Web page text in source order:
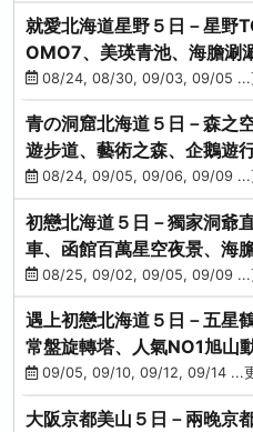
就愛北海道星野５日－星野
OMO7、美瑛青池、海膽涮
園、海鮮和牛螃蟹吃到飽
08/24, 08/30, 09/03, 09/05 ...
青の洞窟北海道５日－森之
遊步道、藝術之森、企鵝遊
時代村、螃蟹吃到飽
08/24, 09/05, 09/06, 09/09 ...
初戀北海道５日－獨家洞爺
車、函館百萬星空夜景、海
蟹吃到飽
08/25, 09/02, 09/05, 09/09 ...
遇上初戀北海道５日－五星
常盤旋轉塔、人氣NO1旭山
蟹吃到飽
09/05, 09/10, 09/12, 09/14 ...
大阪京都美山５日－兩晚京